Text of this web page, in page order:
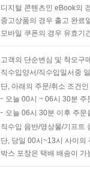
디지털 콘텐츠인 eBook의
중고상품의 경우 출고 완료
모바일 쿠폰의 경우 유효기
고객의 단순변심 및 착오구
직수입양서/직수입일서중
단, 아래의 주문/취소 조건
오늘 00시 ~ 06시 30분
오늘 06시 30분 이후 주
직수입 음반/영상물/기프트
단, 당일 00시~13시 사이의
박스 포장은 택배 배송이